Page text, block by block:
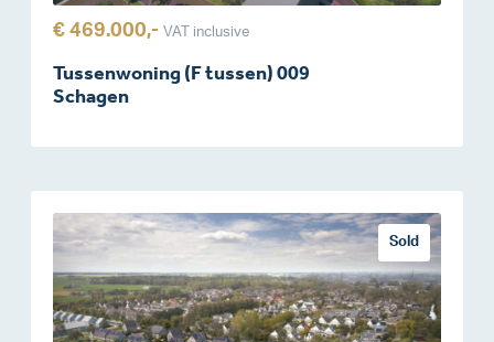
€ 469.000,- VAT inclusive
Tussenwoning (F tussen) 009
Schagen
Sold